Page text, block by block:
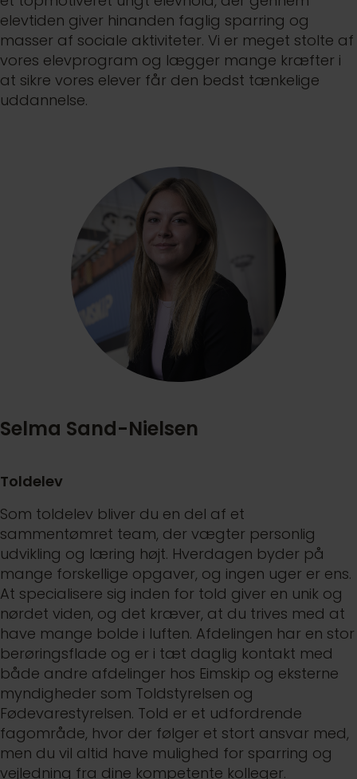
elevtiden giver hinanden faglig sparring og
masser af sociale aktiviteter. Vi er meget stolte af
vores elevprogram og lægger mange kræfter i
at sikre vores elever får den bedst tænkelige
uddannelse.
Selma Sand-Nielsen
Toldelev
Som toldelev bliver du en del af et
sammentømret team, der vægter personlig
udvikling og læring højt. Hverdagen byder på
mange forskellige opgaver, og ingen uger er ens.
At specialisere sig inden for told giver en unik og
nørdet viden, og det kræver, at du trives med at
have mange bolde i luften. Afdelingen har en stor
berøringsflade og er i tæt daglig kontakt med
både andre afdelinger hos Eimskip og eksterne
myndigheder som Toldstyrelsen og
Fødevarestyrelsen. Told er et udfordrende
fagområde, hvor der følger et stort ansvar med,
men du vil altid have mulighed for sparring og
vejledning fra dine kompetente kolleger.